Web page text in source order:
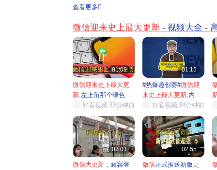
标注着"...
查看更多
微信迎来史上最大更新 - 视频大全 -

01:09
微信迎来史上最大更
新,左上角那个绿色眼
睛的...好看视频 33分钟前

01:15
#热爆趣创赛#微信迎
来史上最大更新,内置
AI小...好看视频 34分钟前

02:01
微信大更新 ，面容登

02:55
微信正式推送新版更